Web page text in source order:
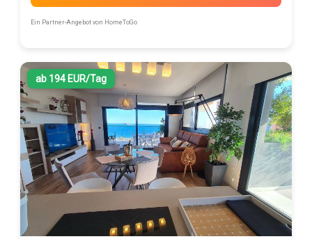
Ein Partner-Angebot von HomeToGo
ab 194 EUR/Tag